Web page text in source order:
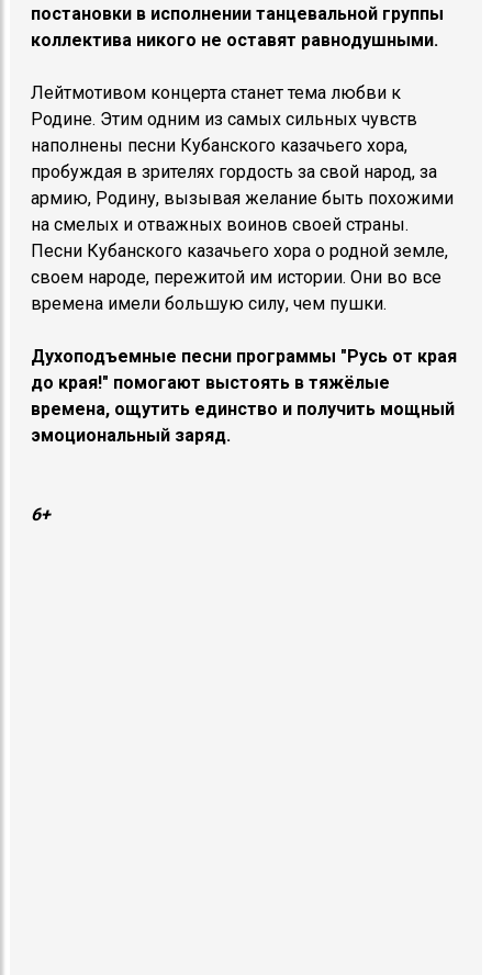
постановки в исполнении танцевальной группы
коллектива никого не оставят равнодушными.
Лейтмотивом концерта станет тема любви к
Родине. Этим одним из самых сильных чувств
наполнены песни Кубанского казачьего хора,
пробуждая в зрителях гордость за свой народ, за
армию, Родину, вызывая желание быть похожими
на смелых и отважных воинов своей страны.
Песни Кубанского казачьего хора о родной земле,
своем народе, пережитой им истории. Они во все
времена имели большую силу, чем пушки.
Духоподъемные песни программы "Русь от края
до края!" помогают выстоять в тяжёлые
времена, ощутить единство и получить мощный
эмоциональный заряд.
6+